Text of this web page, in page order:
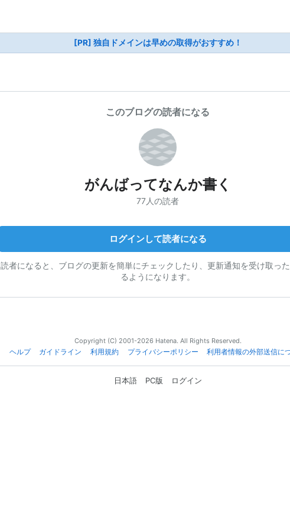
[PR] 独自ドメインは早めの取得がおすすめ！
このブログの読者になる
がんばってなんか書く
77人の読者
ログインして読者になる
読者になると、ブログの更新を簡単にチェックしたり、更新通知を受け取っ
るようになります。
Copyright (C) 2001-2026 Hatena. All Rights Reserved.
ヘルプ
ガイドライン 利用規約 プライバシーポリシー 利用者情報の外部送信に
日本語 PC版 ログイン